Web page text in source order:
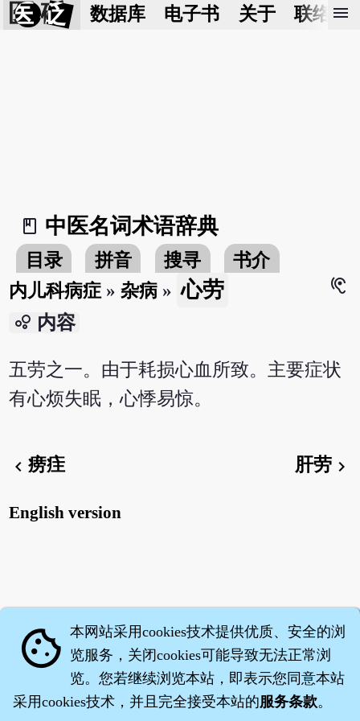
医 砭 数据库 电子书 关于 联络我
menu
book_2
中医名词术语辞典
目录 拼音 搜寻
书介
内儿科病症 »杂病 » 心劳
hearing
bubble_chart 内容
五劳之一。由于耗损心血所致。主要症状
有心烦失眠，心悸易惊。
chevron_left痨疰 肝劳chevron_right
English version
cookie 本网站采用cookies技术提供优质、安全的浏
览服务，关闭cookies可能导致无法正常浏
览。您若继续浏览本站，即表示您同意本站
采用cookies技术，并且完全接受本站的服务条款。